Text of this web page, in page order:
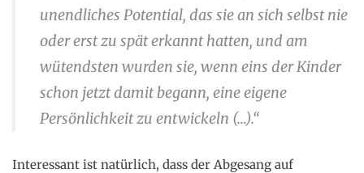
unendliches Potential, das sie an sich selbst nie
oder erst zu spät erkannt hatten, und am
wütendsten wurden sie, wenn eins der Kinder
schon jetzt damit begann, eine eigene
Persönlichkeit zu entwickeln (…).“
Interessant ist natürlich, dass der Abgesang auf